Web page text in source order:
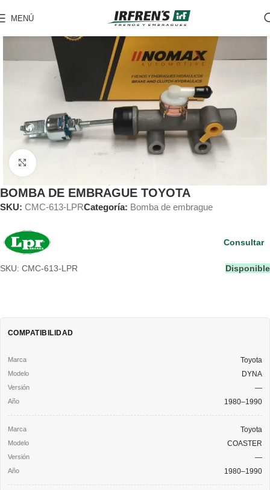
MENÚ
Clic para ampliar
BOMBA DE EMBRAGUE TOYOTA
SKU: CMC-613-LPRCategoría: Bomba de embrague
SKU: CMC-613-LPR Disponible
Consultar
COMPATIBILIDAD
Toyota
DYNA
—
1980–1990
Toyota
COASTER
—
1980–1990